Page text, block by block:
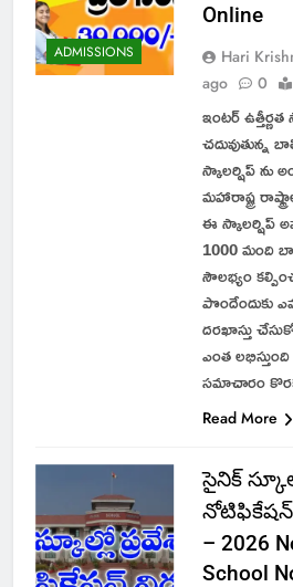
ADMISSIONS
Online
Hari
ago
0
ఇంటర్
చదువుతున్న
స్కాలర్షిప్ ను
మహారాష్ట్ర
ఈ స్కాలర్షిప్
1000 మంది
సౌలభ్యం
పొందేందుకు
దరఖాస్తు
ఎంత
సమాచారం
Read More
సైనిక్
నోటిఫికేషన్
– 2026
School